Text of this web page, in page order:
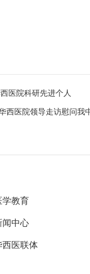
医院科研先进个人
医院领导走访慰问我
学教育
闻中心
西医联体